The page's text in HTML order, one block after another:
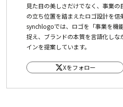
見た目の美しさだけでなく、事業
の立ち位置を踏まえたロゴ設計を信
synchlogoでは、ロゴを「事業を機
捉え、ブランドの本質を言語化しな
インを提案しています。
Xをフォロー